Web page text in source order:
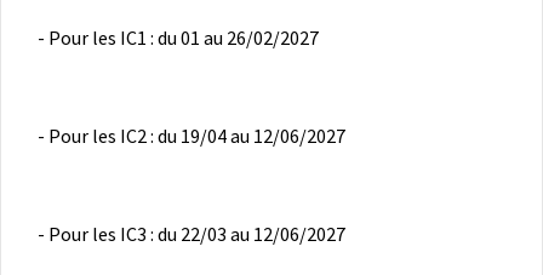
- Pour les IC1 : du 01 au 26/02/2027
- Pour les IC2 : du 19/04 au 12/06/2027
- Pour les IC3 : du 22/03 au 12/06/2027